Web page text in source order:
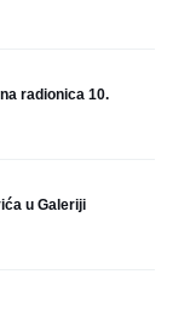
radionica 10.
u Galeriji